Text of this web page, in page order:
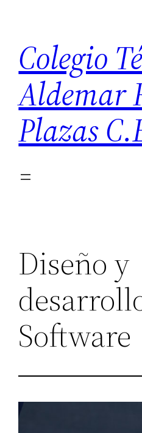
contenido
Colegio
Aldemar
Plazas
Diseño y
Software